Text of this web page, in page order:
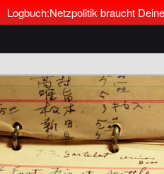
Logbuch:Netzpolitik braucht
Neumann und Tim Pritlove